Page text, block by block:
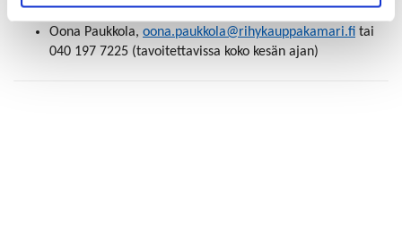
197 9823 (lomalla 12.7. – 6.8.)
Oona Paukkola, oona.paukkola@rihykauppakamari.fi tai
040 197 7225 (tavoitettavissa koko kesän ajan)